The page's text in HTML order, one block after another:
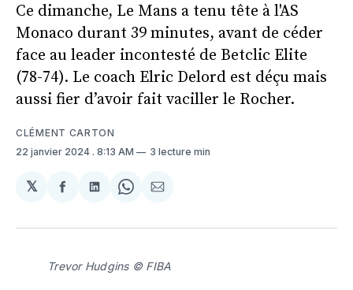
Ce dimanche, Le Mans a tenu tête à l'AS
Monaco durant 39 minutes, avant de céder
face au leader incontesté de Betclic Elite
(78-74). Le coach Elric Delord est déçu mais
aussi fier d’avoir fait vaciller le Rocher.
CLÉMENT CARTON
22 janvier 2024 . 8:13 AM 3 lecture min
𝕏
Partager
Facebook
Partager
LinkedIn
Share
WhatsApp
Partager
Courriel
Trevor Hudgins © FIBA